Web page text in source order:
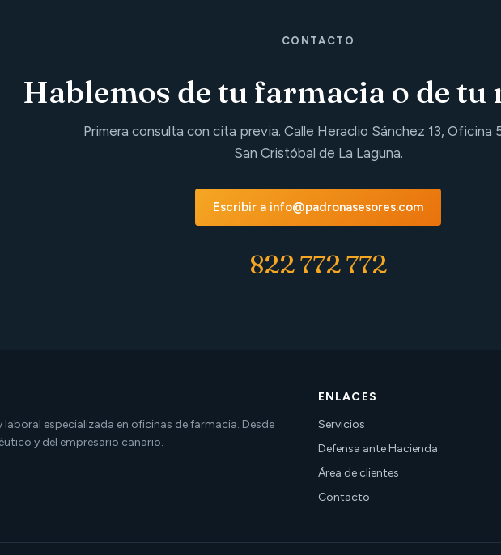
CONTACTO
Hablemos de tu farmacia o de tu
Primera consulta con cita previa. Calle Heraclio Sánchez 13, Oficina
San Cristóbal de La Laguna.
Escribir a info@padronasesores.com
822 772 772
laboral especializada en oficinas de farmacia. Desde
y del empresario canario.
ENLACES
Servicios
Defensa ante Hacienda
Área de clientes
Contacto